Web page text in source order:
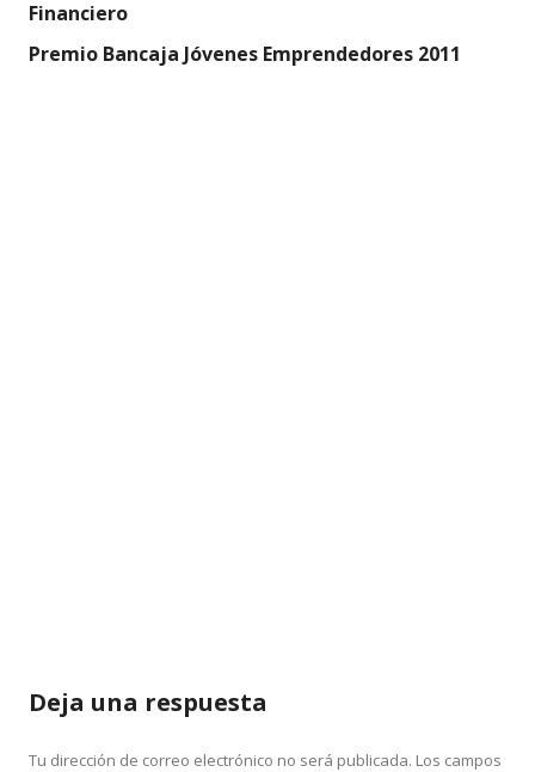
Financiero
Premio Bancaja Jóvenes Emprendedores 2011
Deja una respuesta
Tu dirección de correo electrónico no será publicada. Los campos